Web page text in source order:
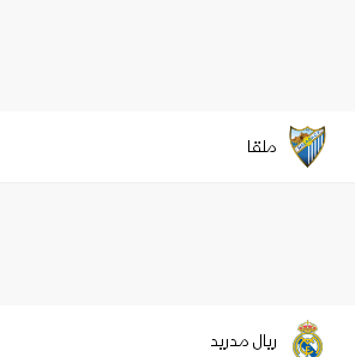
ملقا
ريال مدريد